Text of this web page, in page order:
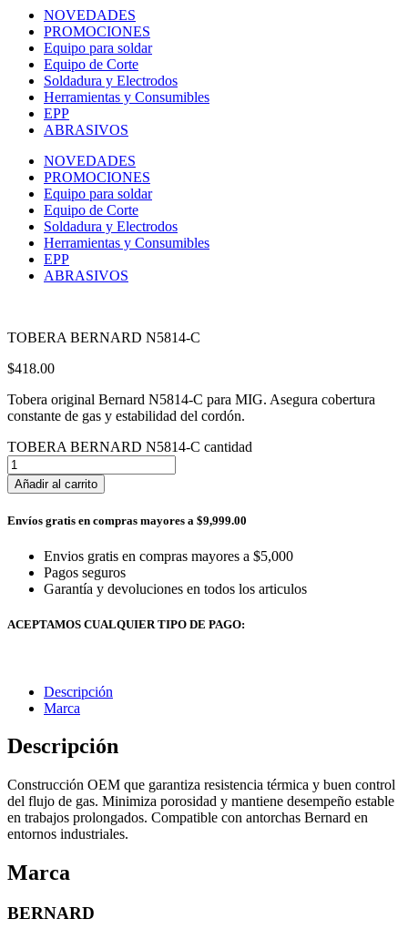
NOVEDADES
PROMOCIONES
Equipo para soldar
Equipo de Corte
Soldadura y Electrodos
Herramientas y Consumibles
EPP
ABRASIVOS
NOVEDADES
PROMOCIONES
Equipo para soldar
Equipo de Corte
Soldadura y Electrodos
Herramientas y Consumibles
EPP
ABRASIVOS
TOBERA BERNARD N5814-C
$418.00
Tobera original Bernard N5814-C para MIG. Asegura cobertura
constante de gas y estabilidad del cordón.
TOBERA BERNARD N5814-C cantidad
Añadir al carrito
Envíos gratis en compras mayores a $9,999.00
Envios gratis en compras mayores a $5,000
Pagos seguros
Garantía y devoluciones en todos los articulos
ACEPTAMOS CUALQUIER TIPO DE PAGO:
Descripción
Marca
Descripción
Construcción OEM que garantiza resistencia térmica y buen control
del flujo de gas. Minimiza porosidad y mantiene desempeño estable
en trabajos prolongados. Compatible con antorchas Bernard en
entornos industriales.
Marca
BERNARD